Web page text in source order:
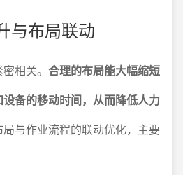
与布局联动
相关。 合理的布局能大幅缩短
备的移动时间，从而降低人力
局与作业流程的联动优化，主要